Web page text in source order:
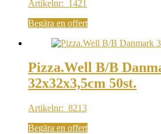
Artikelnr: 1421
Begära en offert
Pizza.Well B/B
32x32x3,5cm 50st.
Artikelnr: 8213
Begära en offert